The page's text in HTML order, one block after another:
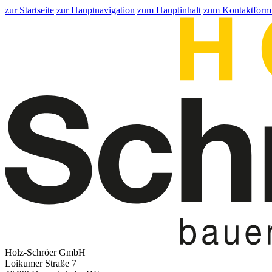
zur Startseite zur Hauptnavigation zum Hauptinhalt zum
Holz-Schröer GmbH
Loikumer Straße 7